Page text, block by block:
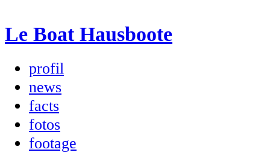
Le Boat Hausboote
profil
news
facts
fotos
footage